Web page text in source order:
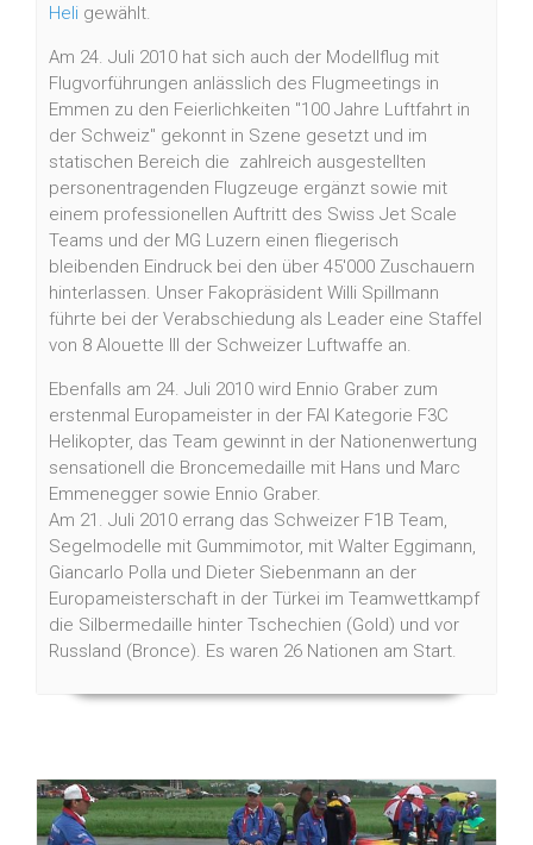
Heli gewählt.
Am 24. Juli 2010 hat sich auch der Modellflug mit
Flugvorführungen anlässlich des Flugmeetings in
Emmen zu den Feierlichkeiten "100 Jahre Luftfahrt in
der Schweiz" gekonnt in Szene gesetzt und im
statischen Bereich die zahlreich ausgestellten
personentragenden Flugzeuge ergänzt sowie mit
einem professionellen Auftritt des Swiss Jet Scale
Teams und der MG Luzern einen fliegerisch
bleibenden Eindruck bei den über 45'000 Zuschauern
hinterlassen. Unser Fakopräsident Willi Spillmann
führte bei der Verabschiedung als Leader eine Staffel
von 8 Alouette III der Schweizer Luftwaffe an.
Ebenfalls am 24. Juli 2010 wird Ennio Graber zum
erstenmal Europameister in der FAI Kategorie F3C
Helikopter, das Team gewinnt in der Nationenwertung
sensationell die Broncemedaille mit Hans und Marc
Emmenegger sowie Ennio Graber.
Am 21. Juli 2010 errang das Schweizer F1B Team,
Segelmodelle mit Gummimotor, mit Walter Eggimann,
Giancarlo Polla und Dieter Siebenmann an der
Europameisterschaft in der Türkei im Teamwettkampf
die Silbermedaille hinter Tschechien (Gold) und vor
Russland (Bronce). Es waren 26 Nationen am Start.